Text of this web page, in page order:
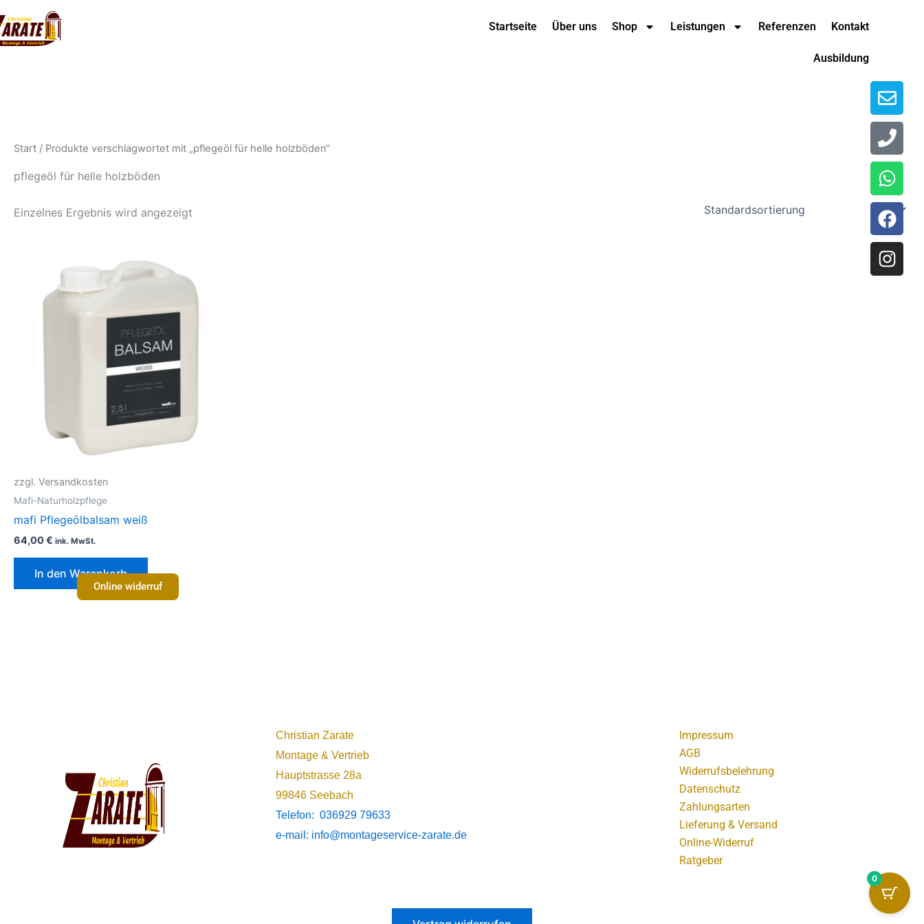
Inhalt
springen
Startseite Über uns Shop Leistungen Referenzen Kontakt
Ausbildung
Start / Produkte verschlagwortet mit „pflegeöl für helle holzböden“
pflegeöl für helle holzböden
Einzelnes Ergebnis wird angezeigt
zzgl. Versandkosten
Mafi-Naturholzpflege
mafi Pflegeölbalsam weiß
64,00€ ink. MwSt.
In den Warenkorb
Online widerruf
Christian Zarate
Montage & Vertrieb
Hauptstrasse 28a
99846 Seebach
Telefon: 036929 79633
e-mail: info@montageservice-zarate.de
Impressum
AGB
Widerrufsbelehrung
Datenschutz
Zahlungsarten
Lieferung & Versand
Online-Widerruf
Ratgeber
0